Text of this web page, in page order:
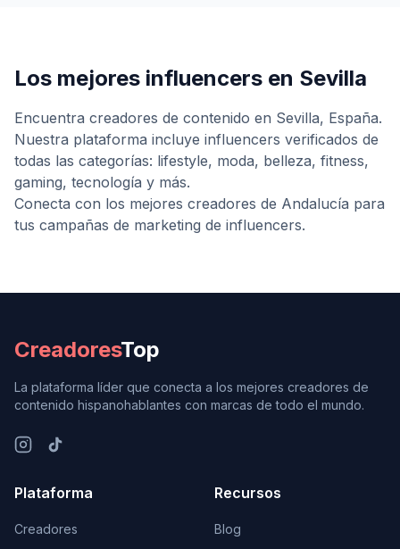
Los mejores influencers en Sevilla
Encuentra creadores de contenido en Sevilla, España.
Nuestra plataforma incluye influencers verificados de
todas las categorías: lifestyle, moda, belleza, fitness,
gaming, tecnología y más.
Conecta con los mejores creadores de Andalucía para
tus campañas de marketing de influencers.
CreadoresTop
La plataforma líder que conecta a los mejores creadores de
contenido hispanohablantes con marcas de todo el mundo.
Plataforma
Creadores
Recursos
Blog